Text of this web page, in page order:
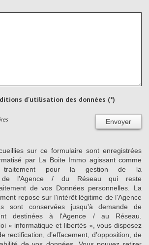
d'utilisation des données (*)
Envoyer
sur ce formulaire sont enregistrées
par La Boite Immo agissant comme
traitement pour la gestion de la
de l'Agence / du Réseau qui reste
de vos Données personnelles. La
repose sur l'intérêt légitime de l'Agence
sont conservées jusqu'à demande de
destinées à l'Agence / au Réseau.
« informatique et libertés », vous disposez
rectification, d’effacement, d’opposition, de